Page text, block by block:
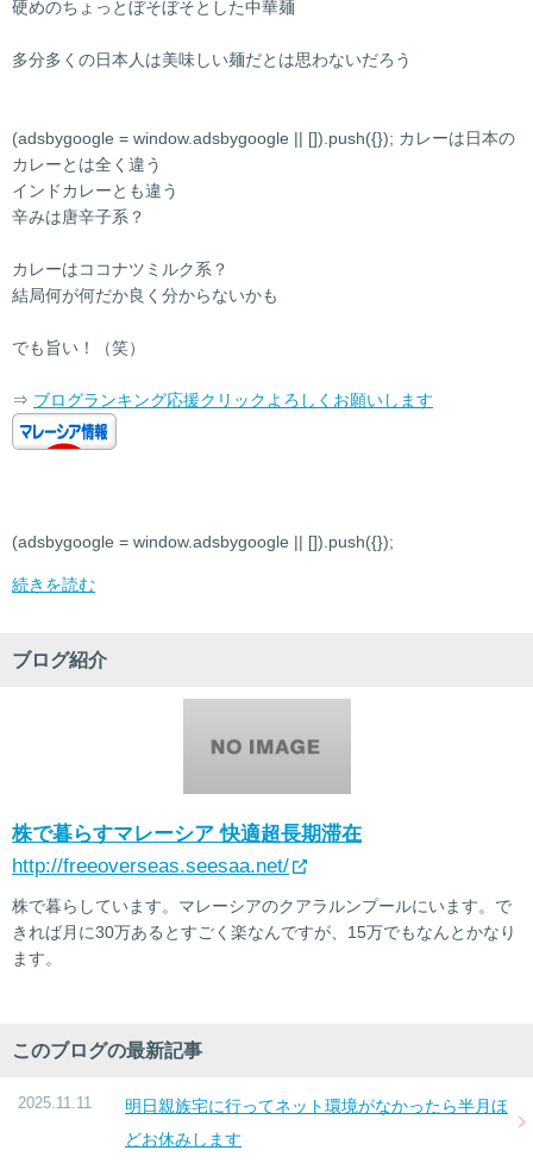
硬めのちょっとぼそぼそとした中華麺
多分多くの日本人は美味しい麺だとは思わないだろう
(adsbygoogle = window.adsbygoogle || []).push({}); カレーは日本の
カレーとは全く違う
インドカレーとも違う
辛みは唐辛子系？
カレーはココナツミルク系？
結局何が何だか良く分からないかも
でも旨い！（笑）
⇒ ブログランキング応援クリックよろしくお願いします
(adsbygoogle = window.adsbygoogle || []).push({});
続きを読む
ブログ紹介
株で暮らすマレーシア 快適超長期滞在
http://freeoverseas.seesaa.net/
株で暮らしています。マレーシアのクアラルンプールにいます。で
きれば月に30万あるとすごく楽なんですが、15万でもなんとかなり
ます。
このブログの最新記事
2025.11.11
明日親族宅に行ってネット環境がなかったら半月ほ
どお休みします